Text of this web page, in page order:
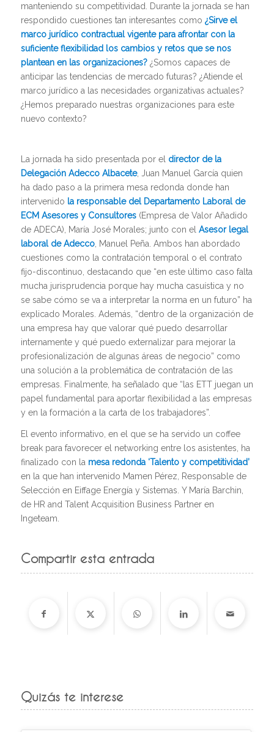
manteniendo su competitividad. Durante la jornada se han
respondido cuestiones tan interesantes como ¿Sirve el
marco jurídico contractual vigente para afrontar con la
suficiente flexibilidad los cambios y retos que se nos
plantean en las organizaciones?¿Somos capaces de
anticipar las tendencias de mercado futuras? ¿Atiende el
marco jurídico a las necesidades organizativas actuales?
¿Hemos preparado nuestras organizaciones para este
nuevo contexto?
La jornada ha sido presentada por el director de la
Delegación Adecco Albacete, Juan Manuel García quien
ha dado paso a la primera mesa redonda donde han
intervenido la responsable del Departamento Laboral de
ECM Asesores y Consultores(Empresa de Valor Añadido
de ADECA), María José Morales; junto con el Asesor legal
laboral de Adecco, Manuel Peña. Ambos han abordado
cuestiones como la contratación temporal o el contrato
fijo-discontinuo, destacando que “en este último caso falta
mucha jurisprudencia porque hay mucha casuística y no
se sabe cómo se va a interpretar la norma en un futuro” ha
explicado Morales. Además, “dentro de la organización de
una empresa hay que valorar qué puedo desarrollar
internamente y qué puedo externalizar para mejorar la
profesionalización de algunas áreas de negocio” como
una solución a la problemática de contratación de las
empresas. Finalmente, ha señalado que “las ETT juegan un
papel fundamental para aportar flexibilidad a las empresas
y en la formación a la carta de los trabajadores”.
El evento informativo, en el que se ha servido un coffee
break para favorecer el networking entre los asistentes, ha
finalizado con la mesa redonda ‘Talento y competitividad’
en la que han intervenido Mamen Pérez, Responsable de
Selección en Eiffage Energía y Sistemas. Y María Barchin,
de HR and Talent Acquisition Business Partner en
Ingeteam.
Compartir esta entrada
Quizás te interese